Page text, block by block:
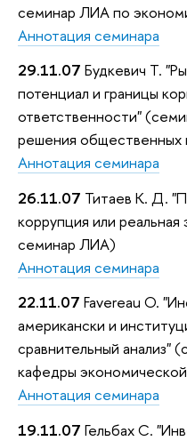
семинар ЛИА по
Аннотация семинара
29.11.07 Будкевич Т.
потенциал и границы
ответственности"
решения общественных
Аннотация семинара
26.11.07 Титаев К. Д.
коррупция или
семинар ЛИА)
Аннотация семинара
22.11.07 Favereau O.
американски и
сравнительный
кафедры
Аннотация семинара
19.11.07 Гельбах С.